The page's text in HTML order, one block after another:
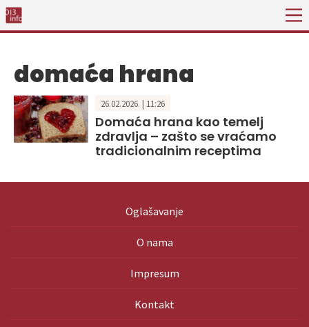
domaća hrana
26.02.2026. | 11:26
Domaća hrana kao temelj
zdravlja – zašto se vraćamo
tradicionalnim receptima
Oglašavanje
O nama
Impresum
Kontakt